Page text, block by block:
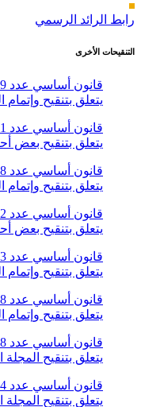
رابط الرائد الرسمي
التنقيحات الأخرى
يتعلق بتنقيح وإتمام
يتعلق بتنقيح بعض
يتعلق بتنقيح وإتمام
يتعلق بتنقيح بعض
يتعلق بتنقيح وإتمام
يتعلق بتنقيح وإتمام
يتعلق بتنقيح المجلة
يتعلق بتنقيح المجلة